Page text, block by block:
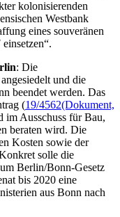
kolonisierenden
Westbank
eines souveränen
: Die
und die
beendet werden. Das
(19/4562(Dokument,
im Ausschuss für Bau,
beraten wird. Die
Kosten sowie der
solle die
Berlin/Bonn-Gesetz
bis 2020 eine
aus Bonn nach